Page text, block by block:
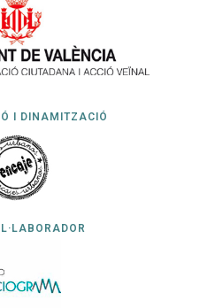
I DINAMITZACIÓ